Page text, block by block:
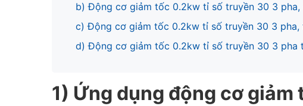
b) Động cơ giảm tốc 0.2kw tỉ số truyền 30 3 pha,
c) Động cơ giảm tốc 0.2kw tỉ số truyền 30 3 pha,
d) Động cơ giảm tốc 0.2kw tỉ số truyền 30 3 pha
1) Ứng dụng động cơ